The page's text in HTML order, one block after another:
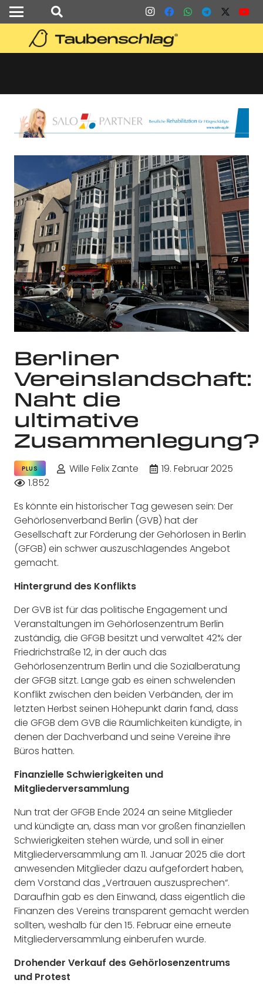
Berliner
Vereinslandschaft:
Naht die
ultimative
Zusammenlegung?
PLUS Wille Felix Zante
19. Februar 2025
1.852
Es könnte ein historischer Tag gewesen sein: Der
Gehörlosenverband Berlin (GVB) hat der
Gesellschaft zur Förderung der Gehörlosen in Berlin
(GFGB) ein schwer auszuschlagendes Angebot
gemacht.
Hintergrund des Konflikts
Der GVB ist für das politische Engagement und
Veranstaltungen im Gehörlosenzentrum Berlin
zuständig, die GFGB besitzt und verwaltet 42% der
Friedrichstraße 12, in der auch das
Gehörlosenzentrum Berlin und die Sozialberatung
der GFGB sitzt. Lange gab es einen schwelenden
Konflikt zwischen den beiden Verbänden, der im
letzten Herbst seinen Höhepunkt darin fand, dass
die GFGB dem GVB die Räumlichkeiten kündigte, in
denen der Dachverband und seine Vereine ihre
Büros hatten.
Finanzielle Schwierigkeiten und
Mitgliederversammlung
Nun trat der GFGB Ende 2024 an seine Mitglieder
und kündigte an, dass man vor großen finanziellen
Schwierigkeiten stehen würde, und soll in einer
Mitgliederversammlung am 11. Januar 2025 die dort
anwesenden Mitglieder dazu aufgefordert haben,
dem Vorstand das „Vertrauen auszusprechen“.
Daraufhin gab es den Einwand, dass eigentlich die
Finanzen des Vereins transparent gemacht werden
sollten, weshalb für den 15. Februar eine erneute
Mitgliederversammlung einberufen wurde.
Drohender Verkauf des Gehörlosenzentrums
und Protest